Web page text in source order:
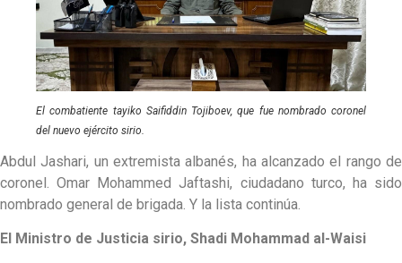
El combatiente tayiko Saifiddin Tojiboev, que fue nombrado coronel
del nuevo ejército sirio.
Abdul Jashari, un extremista albanés, ha alcanzado el rango de
coronel. Omar Mohammed Jaftashi, ciudadano turco, ha sido
nombrado general de brigada. Y la lista continúa.
El Ministro de Justicia sirio, Shadi Mohammad al-Waisi